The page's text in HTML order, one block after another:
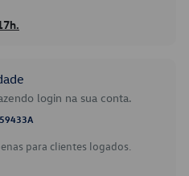
login na sua conta.
para clientes logados.